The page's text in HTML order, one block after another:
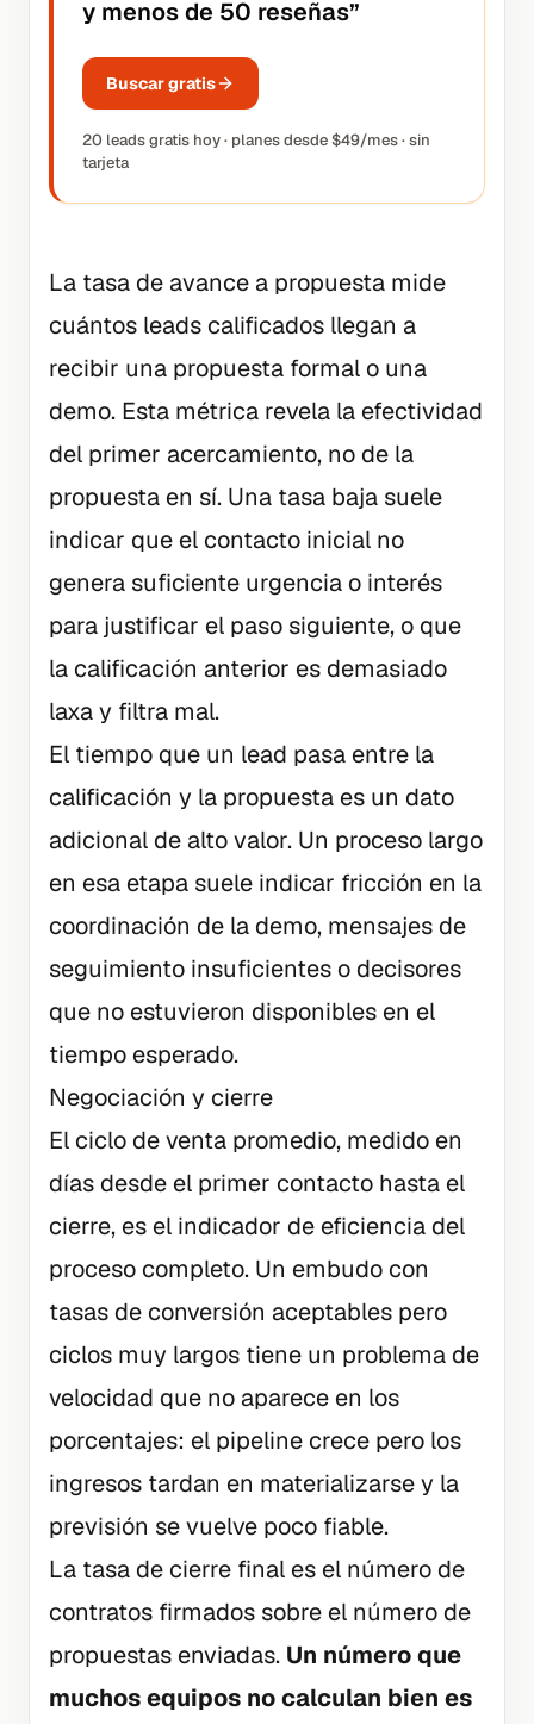
y menos de 50 reseñas”
Buscar gratis
20 leads gratis hoy · planes desde $49/mes · sin
tarjeta
La tasa de avance a propuesta mide
cuántos leads calificados llegan a
recibir una propuesta formal o una
demo. Esta métrica revela la efectividad
del primer acercamiento, no de la
propuesta en sí. Una tasa baja suele
indicar que el contacto inicial no
genera suficiente urgencia o interés
para justificar el paso siguiente, o que
la calificación anterior es demasiado
laxa y filtra mal.
El tiempo que un lead pasa entre la
calificación y la propuesta es un dato
adicional de alto valor. Un proceso largo
en esa etapa suele indicar fricción en la
coordinación de la demo, mensajes de
seguimiento insuficientes o decisores
que no estuvieron disponibles en el
tiempo esperado.
Negociación y cierre
El ciclo de venta promedio, medido en
días desde el primer contacto hasta el
cierre, es el indicador de eficiencia del
proceso completo. Un embudo con
tasas de conversión aceptables pero
ciclos muy largos tiene un problema de
velocidad que no aparece en los
porcentajes: el pipeline crece pero los
ingresos tardan en materializarse y la
previsión se vuelve poco fiable.
La tasa de cierre final es el número de
contratos firmados sobre el número de
propuestas enviadas. Un número que
muchos equipos no calculan bien es